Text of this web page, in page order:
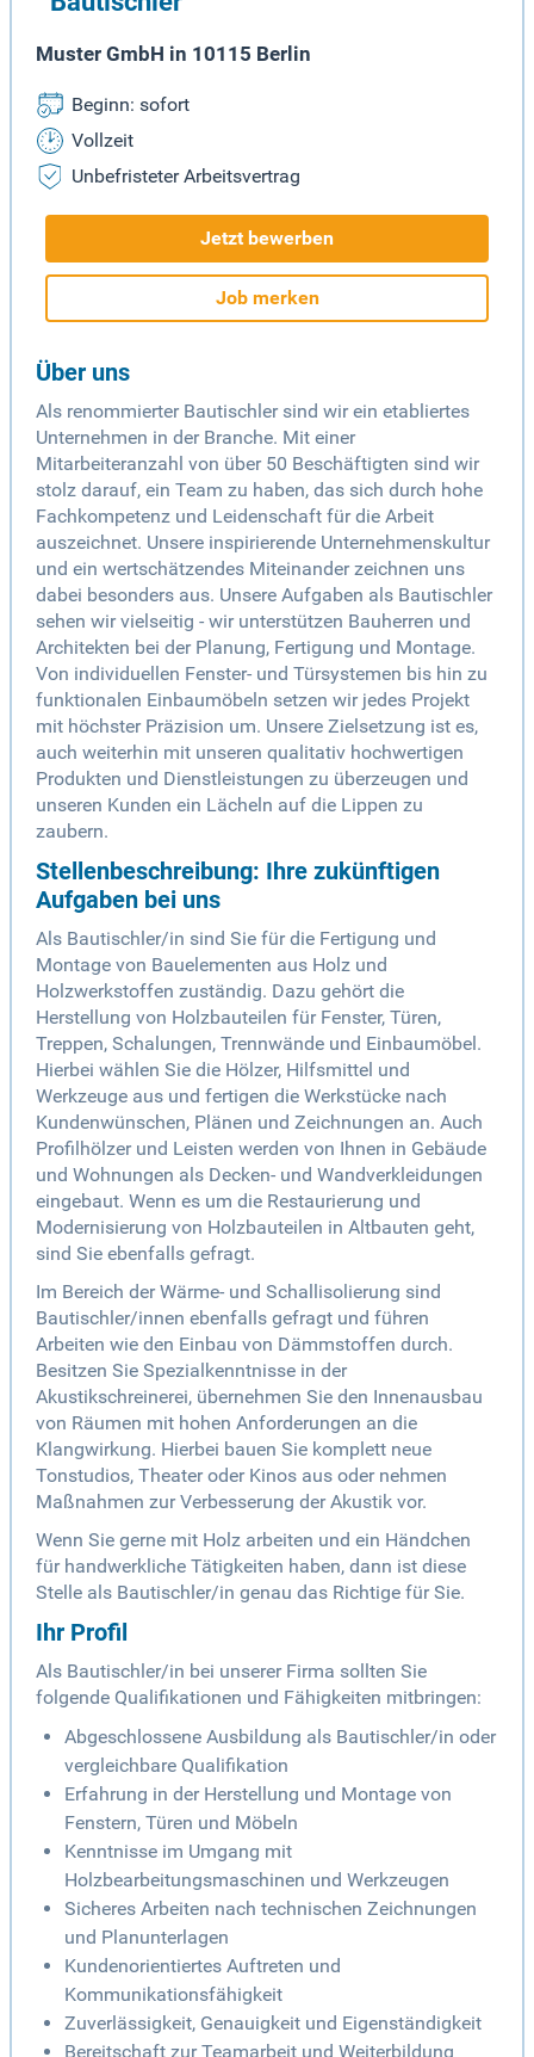
Muster GmbH in 10115 Berlin
Beginn: sofort
Vollzeit
Unbefristeter Arbeitsvertrag
Jetzt bewerben
Job merken
Über uns
Als renommierter Bautischler sind wir ein etabliertes
Unternehmen in der Branche. Mit einer
Mitarbeiteranzahl von über 50 Beschäftigten sind wir
stolz darauf, ein Team zu haben, das sich durch hohe
Fachkompetenz und Leidenschaft für die Arbeit
auszeichnet. Unsere inspirierende Unternehmenskultur
und ein wertschätzendes Miteinander zeichnen uns
dabei besonders aus. Unsere Aufgaben als Bautischler
sehen wir vielseitig - wir unterstützen Bauherren und
Architekten bei der Planung, Fertigung und Montage.
Von individuellen Fenster- und Türsystemen bis hin zu
funktionalen Einbaumöbeln setzen wir jedes Projekt
mit höchster Präzision um. Unsere Zielsetzung ist es,
auch weiterhin mit unseren qualitativ hochwertigen
Produkten und Dienstleistungen zu überzeugen und
unseren Kunden ein Lächeln auf die Lippen zu
zaubern.
Stellenbeschreibung: Ihre zukünftigen
Aufgaben bei uns
Als Bautischler/in sind Sie für die Fertigung und
Montage von Bauelementen aus Holz und
Holzwerkstoffen zuständig. Dazu gehört die
Herstellung von Holzbauteilen für Fenster, Türen,
Treppen, Schalungen, Trennwände und Einbaumöbel.
Hierbei wählen Sie die Hölzer, Hilfsmittel und
Werkzeuge aus und fertigen die Werkstücke nach
Kundenwünschen, Plänen und Zeichnungen an. Auch
Profilhölzer und Leisten werden von Ihnen in Gebäude
und Wohnungen als Decken- und Wandverkleidungen
eingebaut. Wenn es um die Restaurierung und
Modernisierung von Holzbauteilen in Altbauten geht,
sind Sie ebenfalls gefragt.
Im Bereich der Wärme- und Schallisolierung sind
Bautischler/innen ebenfalls gefragt und führen
Arbeiten wie den Einbau von Dämmstoffen durch.
Besitzen Sie Spezialkenntnisse in der
Akustikschreinerei, übernehmen Sie den Innenausbau
von Räumen mit hohen Anforderungen an die
Klangwirkung. Hierbei bauen Sie komplett neue
Tonstudios, Theater oder Kinos aus oder nehmen
Maßnahmen zur Verbesserung der Akustik vor.
Wenn Sie gerne mit Holz arbeiten und ein Händchen
für handwerkliche Tätigkeiten haben, dann ist diese
Stelle als Bautischler/in genau das Richtige für Sie.
Ihr Profil
Als Bautischler/in bei unserer Firma sollten Sie
folgende Qualifikationen und Fähigkeiten mitbringen:
Abgeschlossene Ausbildung als Bautischler/in oder
vergleichbare Qualifikation
Erfahrung in der Herstellung und Montage von
Fenstern, Türen und Möbeln
Kenntnisse im Umgang mit
Holzbearbeitungsmaschinen und Werkzeugen
Sicheres Arbeiten nach technischen Zeichnungen
und Planunterlagen
Kundenorientiertes Auftreten und
Kommunikationsfähigkeit
Zuverlässigkeit, Genauigkeit und Eigenständigkeit
Bereitschaft zur Teamarbeit und Weiterbildung